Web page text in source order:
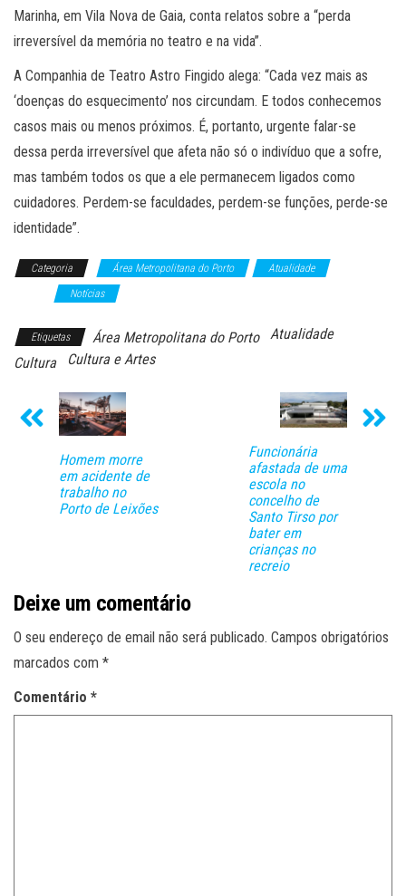
Marinha, em Vila Nova de Gaia, conta relatos sobre a “perda
irreversível da memória no teatro e na vida”.
A Companhia de Teatro Astro Fingido alega: “Cada vez mais as
‘doenças do esquecimento’ nos circundam. E todos conhecemos
casos mais ou menos próximos. É, portanto, urgente falar-se
dessa perda irreversível que afeta não só o indivíduo que a sofre,
mas também todos os que a ele permanecem ligados como
cuidadores. Perdem-se faculdades, perdem-se funções, perde-se
identidade”.
Categoria Área Metropolitana do Porto Atualidade
Notícias
Etiquetas Área Metropolitana do Porto
Atualidade
Cultura
Cultura e Artes
Homem morre
em acidente de
trabalho no
Porto de Leixões
Funcionária
afastada de uma
escola no
concelho de
Santo Tirso por
bater em
crianças no
recreio
Deixe um comentário
O seu endereço de email não será publicado. Campos obrigatórios
marcados com *
Comentário *